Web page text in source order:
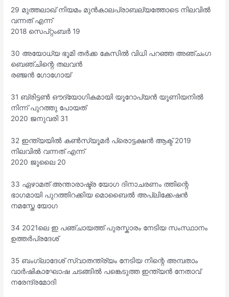
29 മുത്തലാഖ് നിയമം മുൻകാലപ്രാബല്യത്തോടെ നിലവിൽ
വന്നത് എന്ന്
2018 സെപ്റ്റംബർ 19
30 അയോധ്യ ഭൂമി തർക്ക കേസിൽ വിധി പറഞ്ഞ അഞ്ചംഗ
ബെഞ്ചിന്റെ തലവൻ
രഞ്ജൻ ഗോഗോയ്
31 ബ്രിട്ടൺ ഔദ്യോഗികമായി യൂറോപ്യൻ യൂണിയനിൽ
നിന്ന് പുറത്തു പോയത്
2020 ജനുവരി 31
32 ഇന്ത്യയിൽ കൺസ്യൂമർ പ്രൊട്ടക്ഷൻ ആക്ട് 2019
നിലവിൽ വന്നത് എന്ന്
2020 ജൂലൈ 20
33 ഏഴാമത് അന്താരാഷ്ട്ര യോഗ ദിനാചരണം ത്തിന്റെ
ഭാഗമായി പുറത്തിറക്കിയ മൊബൈൽ അപ്ലിക്കേഷൻ
നമസ്തേ യോഗ
34 2021ലെ ഇ പഞ്ചായത്ത് പുരസ്കാരം നേടിയ സംസ്ഥാനം
ഉത്തർപ്രദേശ്
35 ബംഗ്ലാദേശ് സ്വാതന്ത്ര്യം നേടിയ നിന്റെ അമ്പതാം
വാർഷികാഘോഷ ചടങ്ങിൽ പങ്കെടുത്ത ഇന്ത്യൻ നേതാവ്
നരേന്ദ്രമോദി